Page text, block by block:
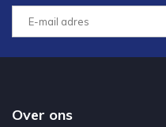
Over ons